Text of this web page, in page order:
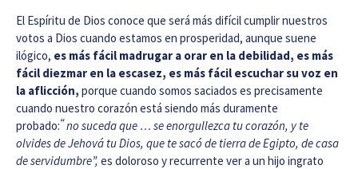
El Espíritu de Dios conoce que será más difícil cumplir nuestros
votos a Dios cuando estamos en prosperidad, aunque suene
ilógico, es más fácil madrugar a orar en la debilidad, es más
fácil diezmar en la escasez, es más fácil escuchar su voz en
la aflicción, porque cuando somos saciados es precisamente
cuando nuestro corazón está siendo más duramente
probado:“no suceda que … se enorgullezca tu corazón, y te
olvides de Jehová tu Dios, que te sacó de tierra de Egipto, de casa
de servidumbre”, es doloroso y recurrente ver a un hijo ingrato